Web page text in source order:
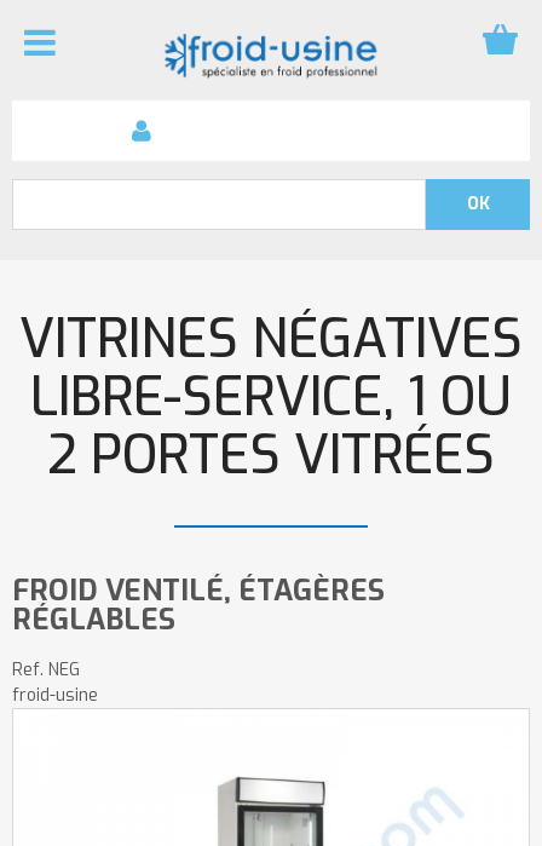
VITRINES NÉGATIVES
LIBRE-SERVICE, 1 OU
2 PORTES VITRÉES
FROID VENTILÉ, ÉTAGÈRES
RÉGLABLES
Ref. NEG
froid-usine